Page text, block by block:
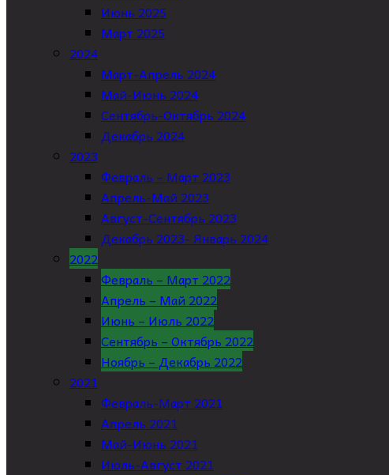
Июнь 2025
Март 2025
2024
Март-Апрель 2024
Май-Июнь 2024
Сентябрь-Октябрь 2024
Декабрь 2024
2023
Февраль – Март 2023
Апрель-Май 2023
Август-Сентябрь 2023
Декабрь 2023- Январь 2024
2022
Февраль – Март 2022
Апрель – Май 2022
Июнь – Июль 2022
Сентябрь – Октябрь 2022
Ноябрь – Декабрь 2022
2021
Февраль-Март 2021
Апрель 2021
Май-Июнь 2021
Июль-Август 2021